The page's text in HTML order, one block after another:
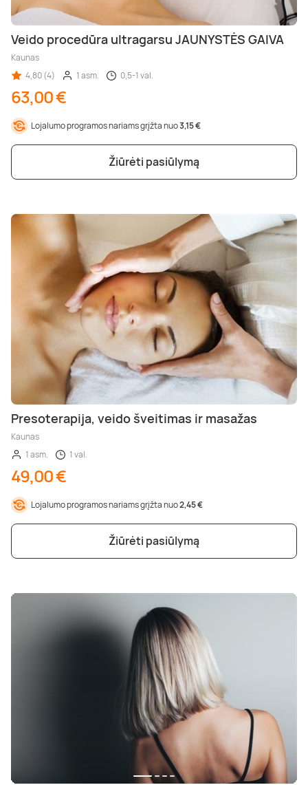
Veido procedūra ultragarsu JAUNYSTĖS GAIVA
Kaunas
4,80 (4)
1 asm. 0,5-1 val.
63,00 €
Lojalumo programos nariams grįžta nuo3,15 €
Žiūrėti pasiūlymą
Presoterapija, veido šveitimas ir masažas
Kaunas
1 asm.
1 val.
49,00 €
Lojalumo programos nariams grįžta nuo2,45 €
Žiūrėti pasiūlymą